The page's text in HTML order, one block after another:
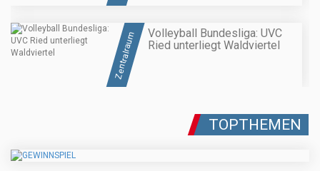
Zentralraum
Volleyball Bundesliga: UVC
Ried unterliegt Waldviertel
TOPTHEMEN